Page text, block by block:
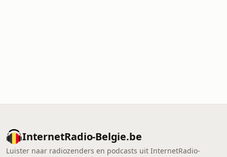
InternetRadio-Belgie.be
Luister naar radiozenders en podcasts uit InternetRadio-